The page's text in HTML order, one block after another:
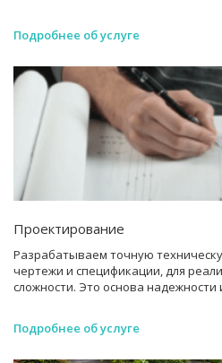
Подробнее об услуге
Проектирование
Разрабатываем точную
чертежи и спецификации, для
сложности. Это основа надежности
Подробнее об услуге